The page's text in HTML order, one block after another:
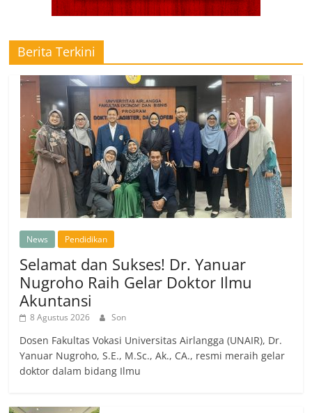
Berita Terkini
News Pendidikan
Selamat dan Sukses! Dr. Yanuar
Nugroho Raih Gelar Doktor Ilmu
Akuntansi
8 Agustus 2026 Son
Dosen Fakultas Vokasi Universitas Airlangga (UNAIR), Dr.
Yanuar Nugroho, S.E., M.Sc., Ak., CA., resmi meraih gelar
doktor dalam bidang Ilmu